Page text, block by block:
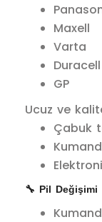
Maxell
Varta
Duracell
GP
Ucuz ve
Çabuk
🔧 Pil Değişimi